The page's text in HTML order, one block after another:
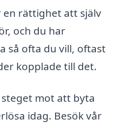
en rättighet att själv
och du har
så ofta du vill, oftast
kopplade till det.
steget mot att byta
idag. Besök vår